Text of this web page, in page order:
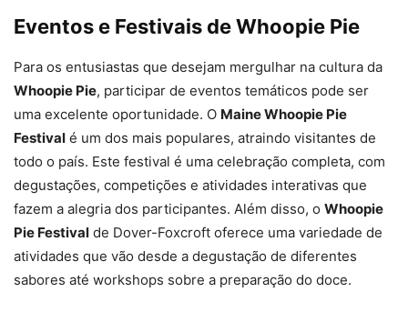
Eventos e Festivais de Whoopie Pie
Para os entusiastas que desejam mergulhar na cultura da
Whoopie Pie, participar de eventos temáticos pode ser
uma excelente oportunidade. O Maine Whoopie Pie
Festival é um dos mais populares, atraindo visitantes de
todo o país. Este festival é uma celebração completa, com
degustações, competições e atividades interativas que
fazem a alegria dos participantes. Além disso, o Whoopie
Pie Festival de Dover-Foxcroft oferece uma variedade de
atividades que vão desde a degustação de diferentes
sabores até workshops sobre a preparação do doce.